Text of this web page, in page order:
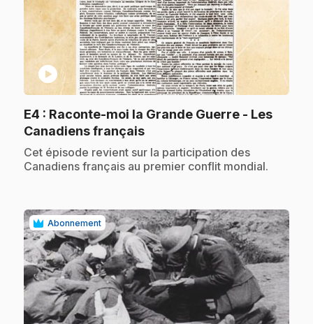
play_circle
E4 : Raconte-moi la Grande Guerre - Les
Canadiens français.
.Cet épisode revient sur la participation des
Canadiens français au premier conflit mondial.
Abonnement